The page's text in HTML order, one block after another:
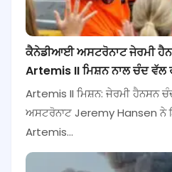
ਕੈਨੇਡੀਆਈ ਅਸਟਰੋਨਾਟ ਜੇਰਮੀ
Artemis II ਮਿਸ਼ਨ ਨਾਲ ਚੰਦ ਵੱਲ
Artemis II ਮਿਸ਼ਨ: ਜੇਰਮੀ ਹੈਨਸਨ
ਅਸਟਰੋਨਾਟ Jeremy Hansen ਨੇ
Artemis…